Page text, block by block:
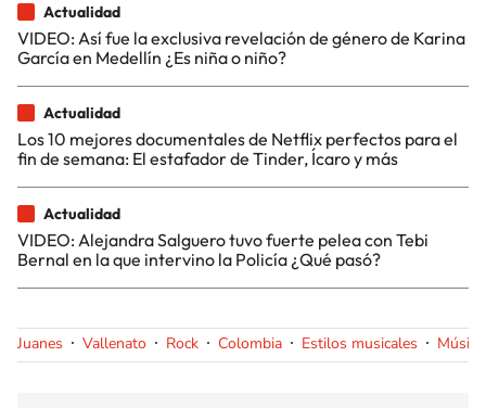
Actualidad
VIDEO: Así fue la exclusiva revelación de género de Karina
García en Medellín ¿Es niña o niño?
Actualidad
Los 10 mejores documentales de Netflix perfectos para el
fin de semana: El estafador de Tinder, Ícaro y más
Actualidad
VIDEO: Alejandra Salguero tuvo fuerte pelea con Tebi
Bernal en la que intervino la Policía ¿Qué pasó?
Juanes Vallenato Rock Colombia Estilos musicales Música